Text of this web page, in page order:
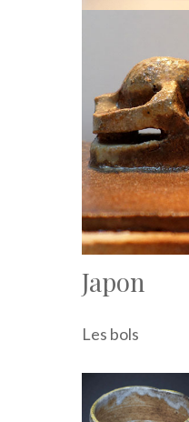
Japon
Les bols